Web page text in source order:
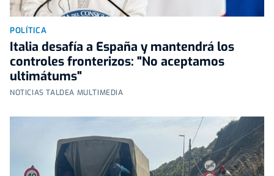
POLÍTICA
Italia desafía a España y mantendrá los
controles fronterizos: "No aceptamos
ultimátums"
NOTICIAS TALDEA MULTIMEDIA